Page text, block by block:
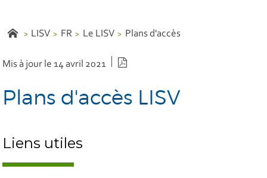
LISV FR Le LISV Plans d'accès
Mis à jour le 14 avril 2021
Plans d'accès LISV
Liens utiles